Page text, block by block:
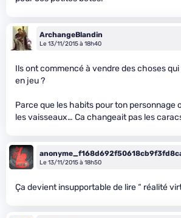
ArchangeBlandin
Le 13/11/2015 à 18h40
Ils ont commencé à vendre des choses
en jeu ?
Parce que les habits pour ton personnage
les vaisseaux… Ca changeait pas les
Le 13/11/2015 à 18h50
Ça devient insupportable de lire “ réalité